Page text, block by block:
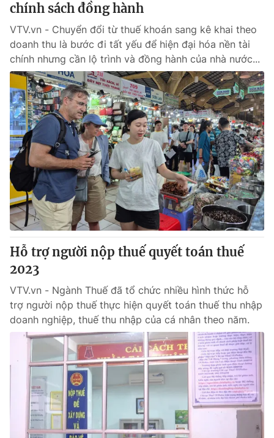
THỜI BÁO VTV
Theo dõi báo trên
Cơ quan chủ quản:Đài Truyền hình Việt Nam
Cơ quan báo chí:Thời báo VTV
Giấy phép hoạt động báo in và báo điện tử số 483/GP-BTTTT
cấp ngày 29/12/2023
Tổng Biên tập:Vũ Thanh Thủy
Phó Tổng Biên tập:Nguyễn Thị Mỹ Hạnh, Phạm Quốc Thắng,
Nguyễn Trọng Ninh
Tổng đài VTV:
Ðiện thoại Thời báo VTV:
024.66 897 897
Email:toasoan@vtv.vn
Liên hệ quảng cáo:024-7300.7108
chính sách đồng hành
VTV.vn - Chuyển đổi từ thuế khoán sang kê khai theo
doanh thu là bước đi tất yếu để hiện đại hóa nền tài
chính nhưng cần lộ trình và đồng hành của nhà nước...
Hỗ trợ người nộp thuế quyết toán thuế
2023
VTV.vn - Ngành Thuế đã tổ chức nhiều hình thức hỗ
trợ người nộp thuế thực hiện quyết toán thuế thu nhập
doanh nghiệp, thuế thu nhập của cá nhân theo năm.